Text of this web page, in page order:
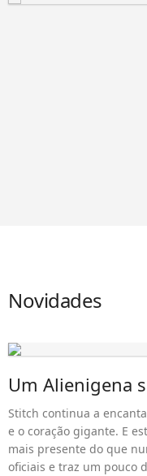
Novidades
Um Alienigena
Stitch continua a
e o coração gigante. E
mais presente do que
oficiais e traz um pouco